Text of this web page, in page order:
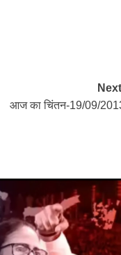
आज का चिंतन-19/09/